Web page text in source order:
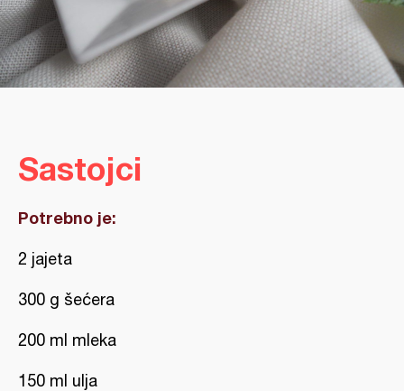
Sastojci
Potrebno je:
2 jajeta
300 g šećera
200 ml mleka
150 ml ulja